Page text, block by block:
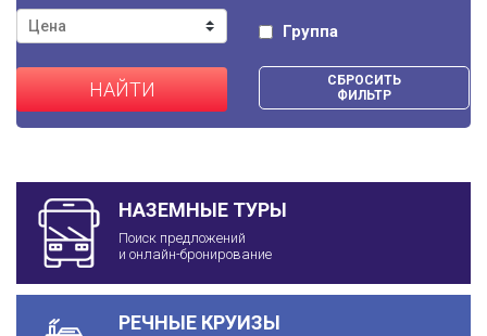
Группа
НАЙТИ
СБРОСИТЬ
ФИЛЬТР
НАЗЕМНЫЕ ТУРЫ
Поиск предложений
и онлайн-бронирование
РЕЧНЫЕ КРУИЗЫ